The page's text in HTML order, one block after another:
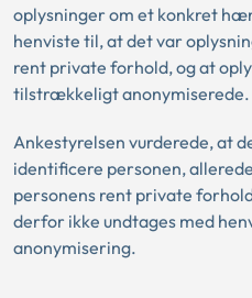
oplysninger om et konkret
henviste til, at det var
rent private forhold, og at
tilstrækkeligt anonymiserede.
Ankestyrelsen vurderede, at
identificere personen,
personens rent private
derfor ikke undtages med
anonymisering.